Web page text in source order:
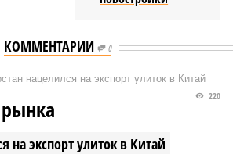
КОММЕНТАРИИ 0
нацелился на экспорт улиток в Китай
на экспорт улиток в Китай
220